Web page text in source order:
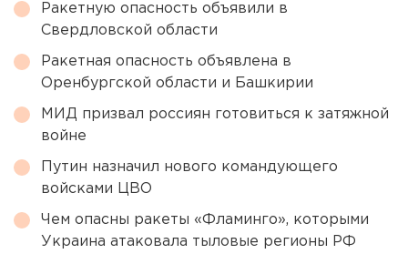
Ракетную опасность объявили в
Свердловской области
Ракетная опасность объявлена в
Оренбургской области и Башкирии
МИД призвал россиян готовиться к затяжной
войне
Путин назначил нового командующего
войсками ЦВО
Чем опасны ракеты «Фламинго», которыми
Украина атаковала тыловые регионы РФ